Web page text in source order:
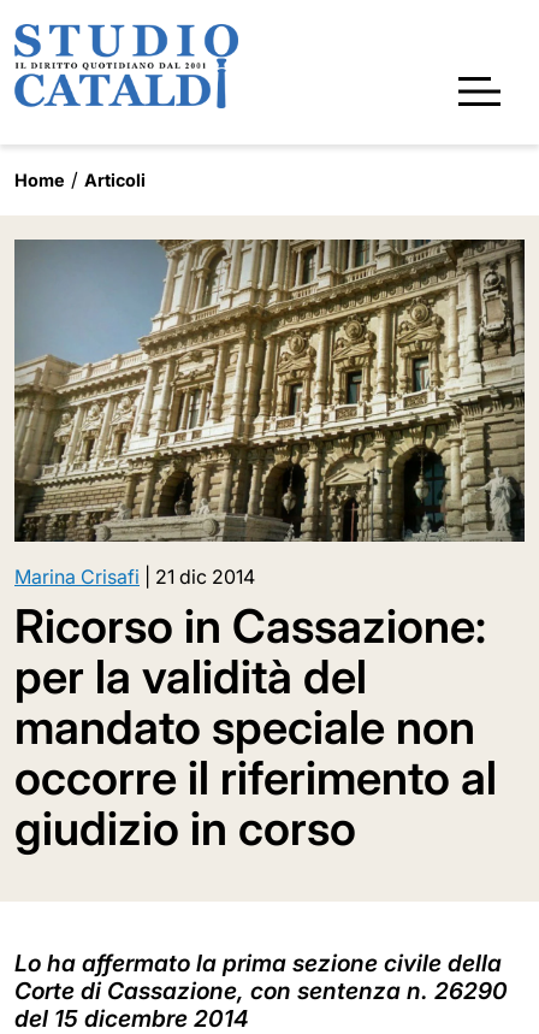
Home Articoli
Marina Crisafi 21 dic 2014
Ricorso in Cassazione:
per la validità del
mandato speciale non
occorre il riferimento al
giudizio in corso
Lo ha affermato la prima sezione civile della
Corte di Cassazione, con sentenza n. 26290
del 15 dicembre 2014